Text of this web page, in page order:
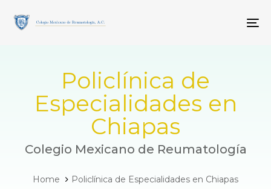
links
primary
Policlínica de
Especialidades en
Chiapas
Colegio Mexicano de Reumatología
Home Policlínica de Especialidades en Chiapas